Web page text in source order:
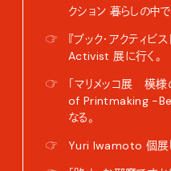
クション 暮らしの中で
☞
『ブック・アクティ
Activist 展に行く。
☞
「マリメッコ展 模
of Printmaking -
なる。
☞
Yuri Iwamoto 個展